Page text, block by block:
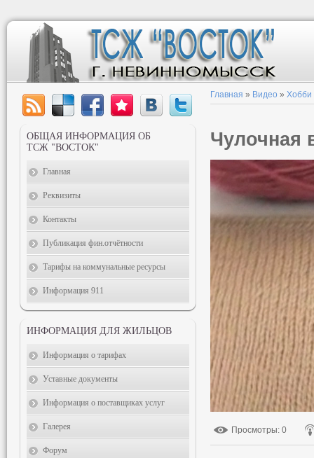
Главная » Видео » Хобби
Чулочная
Просмотры: 0
ОБЩАЯ ИНФОРМАЦИЯ ОБ
ТСЖ "ВОСТОК"
Главная
Реквизиты
Контакты
Публикация фин.отчётности
Тарифы на коммунальные ресурсы
Информация 911
ИНФОРМАЦИЯ ДЛЯ ЖИЛЬЦОВ
Информация о тарифах
Уставные документы
Информация о поставщиках услуг
Галерея
Форум